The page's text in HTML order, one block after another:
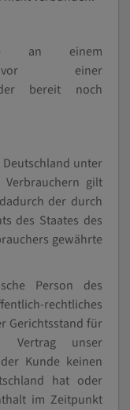
an einem
vor einer
bereit noch
Deutschland unter
Verbrauchern gilt
der durch
des Staates des
gewährte
Person des
rechtliches
Gerichtsstand für
Vertrag unser
Kunde keinen
hat oder
im Zeitpunkt